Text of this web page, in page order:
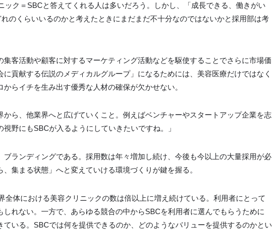
ク＝SBCと答えてくれる人は多いだろう。しかし、「成長できる、働きがい
のくらいいるのかと考えたときにまだまだ不十分なのではないかと採用部は考
客活動や顧客に対するマーケティング活動などを駆使することでさらに市場価
貢献する伝説のメディカルグループ」になるためには、美容医療だけではなく
らイチを生み出す優秀な人材の確保が欠かせない。
から、他業界へと広げていくこと。例えばベンチャーやスタートアップ企業を志
野にもSBCが入るようにしていきたいですね。」
ランディングである。採用数は年々増加し続け、今後も今以上の大量採用が必
集まる状態」へと変えていける環境づくりが鍵を握る。
全体における美容クリニックの数は倍以上に増え続けている。利用者にとって
れない。一方で、あらゆる競合の中からSBCを利用者に選んでもらうために
いる。SBCでは何を提供できるのか、どのようなバリューを提供するのかとい